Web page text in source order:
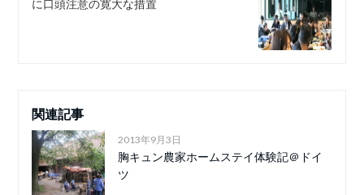
に口頭注意の寛大な措置
関連記事
2013年9月3日
胸キュン農家ホームステイ体験記＠ドイ
ツ